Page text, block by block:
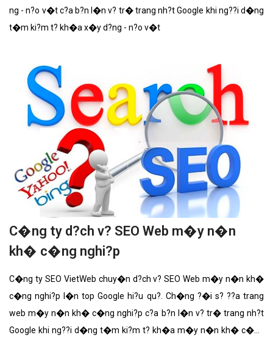
ng - n?o v�t c?a b?n l�n v? tr� trang nh?t Google khi ng??i d�ng
t�m ki?m t? kh�a x�y d?ng - n?o v�t
C�ng ty d?ch v? SEO Web m�y n�n
kh� c�ng nghi?p
C�ng ty SEO VietWeb chuy�n d?ch v? SEO Web m�y n�n kh�
c�ng nghi?p l�n top Google hi?u qu?. Ch�ng ?�i s? ??a trang
web m�y n�n kh� c�ng nghi?p c?a b?n l�n v? tr� trang nh?t
Google khi ng??i d�ng t�m ki?m t? kh�a m�y n�n kh� c�ng